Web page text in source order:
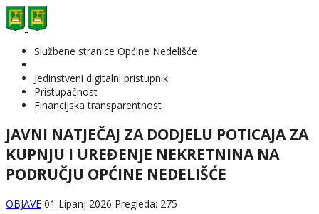
Službene stranice Općine Nedelišće
Jedinstveni digitalni pristupnik
Pristupačnost
Financijska transparentnost
JAVNI NATJEČAJ ZA DODJELU POTICAJA ZA
KUPNJU I UREĐENJE NEKRETNINA NA
PODRUČJU OPĆINE NEDELIŠĆE
OBJAVE 01 Lipanj 2026 Pregleda: 275